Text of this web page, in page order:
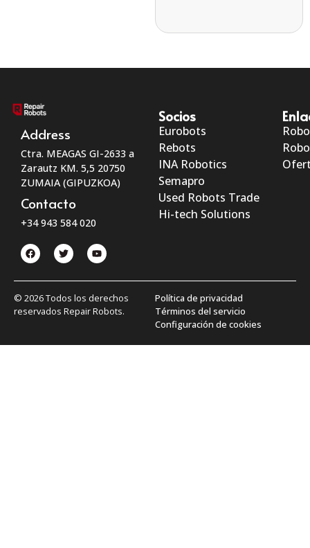
Address
Ctra. MEAGAS GI-2633 a
Zarautz KM. 5,5 20750
ZUMAIA (GIPUZKOA)
Contacto
+34 943 584 020
Socios
Eurobots
Rebots
INA Robotics
Semapro
Used Robots Trade
Hi-tech Solutions
© 2026 Todos los derechos
reservados Repair Robots.
Política de privacidad
Términos del servicio
Configuración de cookies